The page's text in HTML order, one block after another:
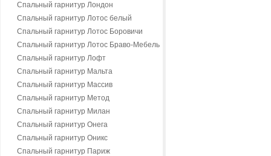
Спальный гарнитур Лондон
Спальный гарнитур Лотос белый
Спальный гарнитур Лотос Боровичи
Спальный гарнитур Лотос Браво-Мебель
Спальный гарнитур Лофт
Спальный гарнитур Мальта
Спальный гарнитур Массив
Спальный гарнитур Метод
Спальный гарнитур Милан
Спальный гарнитур Онега
Спальный гарнитур Оникс
Спальный гарнитур Париж